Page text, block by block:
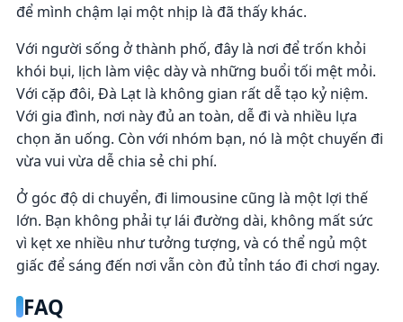
để mình chậm lại một nhịp là đã thấy khác.
Với người sống ở thành phố, đây là nơi để trốn khỏi
khói bụi, lịch làm việc dày và những buổi tối mệt mỏi.
Với cặp đôi, Đà Lạt là không gian rất dễ tạo kỷ niệm.
Với gia đình, nơi này đủ an toàn, dễ đi và nhiều lựa
chọn ăn uống. Còn với nhóm bạn, nó là một chuyến đi
vừa vui vừa dễ chia sẻ chi phí.
Ở góc độ di chuyển, đi limousine cũng là một lợi thế
lớn. Bạn không phải tự lái đường dài, không mất sức
vì kẹt xe nhiều như tưởng tượng, và có thể ngủ một
giấc để sáng đến nơi vẫn còn đủ tỉnh táo đi chơi ngay.
FAQ